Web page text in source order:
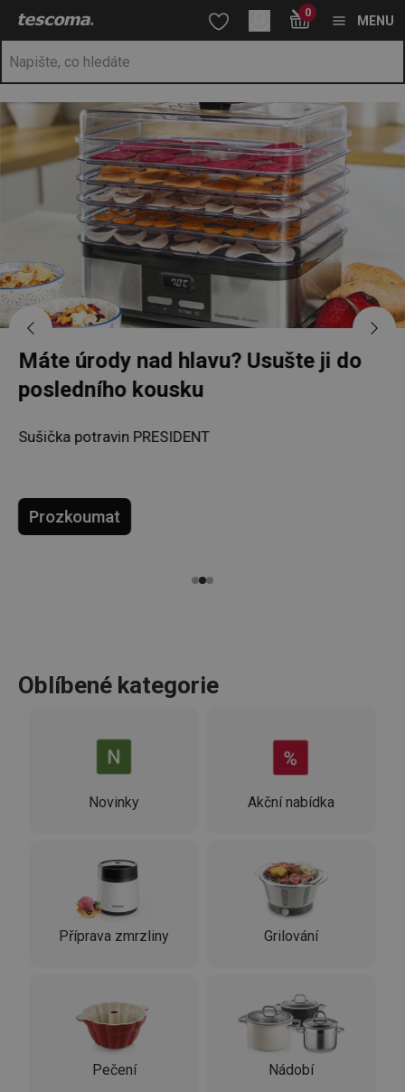
Nacházíte se na stránce Kuchyňské potřeby TESCOMA,
Přejít na hlavní obsah
Přejít na vyhledávání
Přejít na navigaci 0
MENU
Máte úrody nad hlavu? Usušte ji do
posledního kousku
Sušička potravin PRESIDENT
Prozkoumat
Oblíbené kategorie
Novinky Akční nabídka
Příprava zmrzliny Grilování
Pečení Nádobí